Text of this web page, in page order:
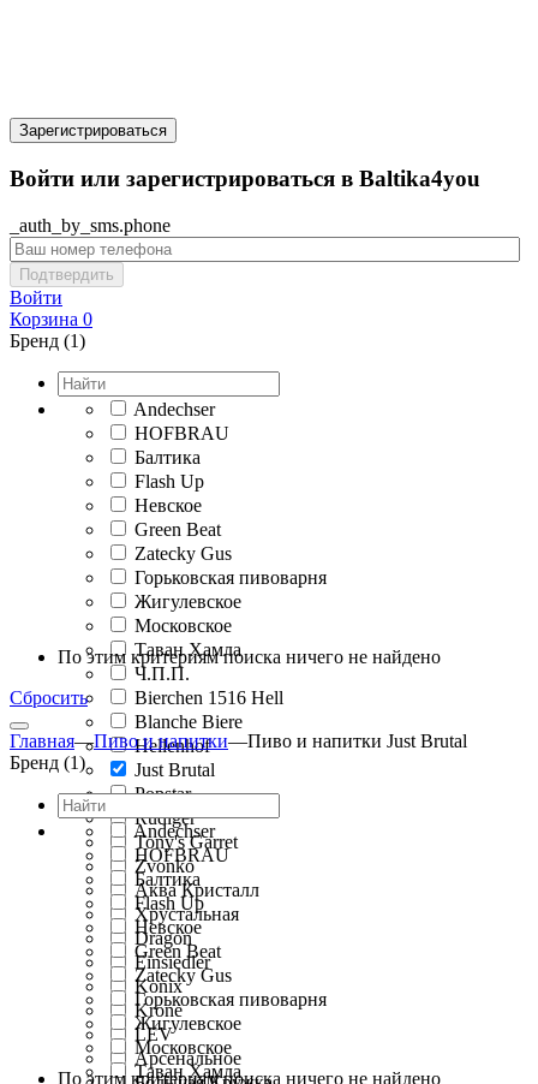
Зарегистрироваться
Войти или зарегистрироваться в Baltika4you
_auth_by_sms.phone
Подтвердить
Войти
Корзина 0
Бренд (1)
Andechser
HOFBRAU
Балтика
Flash Up
Невское
Green Beat
Zatecky Gus
Горьковская пивоварня
Жигулевское
Московское
Таван Хамла
Ч.П.П.
Bierchen 1516 Hell
Blanche Biere
Hellenhof
Just Brutal
Popstar
Rudiger
Tony's Garret
Zvonko
Аква Кристалл
Хрустальная
Dragon
Einsiedler
Konix
Krone
LEV
Арсенальное
По этим критериям поиска ничего не найдено
Сбросить
Главная—Пиво и напитки—Пиво и напитки Just Brutal
Бренд (1)
Andechser
HOFBRAU
Балтика
Flash Up
Невское
Green Beat
Zatecky Gus
Горьковская пивоварня
Жигулевское
Московское
Таван Хамла
По этим критериям поиска ничего не найдено